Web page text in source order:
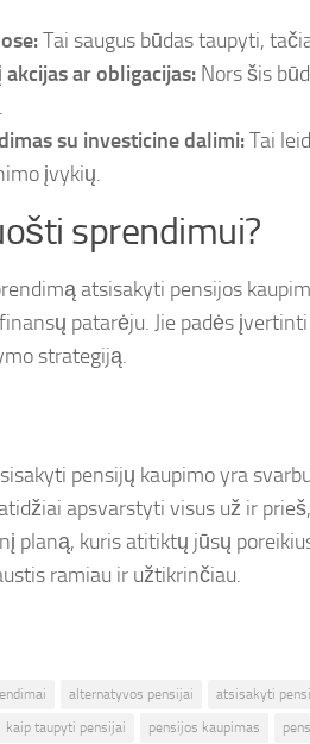
Tai saugus būdas taupyti,
ar obligacijas: Nors šis
su investicine dalimi:Tai
įvykių.
sprendimui?
atsisakyti pensijos
patarėju. Jie padės
strategiją.
pensijų kaupimo yra
apsvarstyti visus už ir
planą, kuris atitiktų jūsų
ramiau ir užtikrinčiau.
alternatyvos pensijai atsisakyti
kaip taupyti pensijai pensijos kaupimas